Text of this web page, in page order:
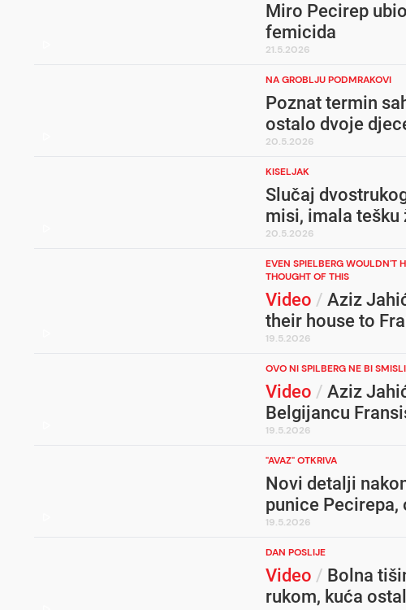
Miro Pecirep
femicida
21.5.2026
NA GROBLJU PODMRAKOVI
Poznat termin
ostalo dvoje
20.5.2026
KISELJAK
Slučaj
misi, imala tešku
20.5.2026
EVEN SPIELBERG WOULDN'T
THOUGHT OF THIS
Video / Aziz
their house to
19.5.2026
OVO NI SPILBERG NE BI
Video / Aziz
Belgijancu
19.5.2026
"AVAZ" OTKRIVA
Novi detalji
punice Pecirepa,
19.5.2026
DAN POSLIJE
Video / Bolna
rukom, kuća